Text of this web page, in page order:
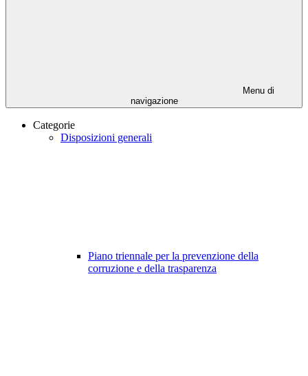
Menu di
navigazione
Categorie
Disposizioni generali
Piano triennale per la prevenzione della
corruzione e della trasparenza